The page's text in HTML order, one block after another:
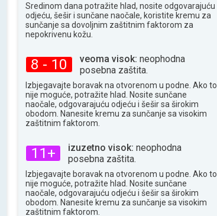
Sredinom dana potražite hlad, nosite odgovarajuću
odjeću, šešir i sunčane naočale, koristite kremu za
sunčanje sa dovoljnim zaštitnim faktorom za
nepokrivenu kožu.
8 - 10 veoma visok: neophodna
posebna zaštita.
Izbjegavajte boravak na otvorenom u podne. Ako to
nije moguće, potražite hlad. Nosite sunčane
naočale, odgovarajuću odjeću i šešir sa širokim
obodom. Nanesite kremu za sunčanje sa visokim
zaštitnim faktorom.
11+ izuzetno visok: neophodna
posebna zaštita.
Izbjegavajte boravak na otvorenom u podne. Ako to
nije moguće, potražite hlad. Nosite sunčane
naočale, odgovarajuću odjeću i šešir sa širokim
obodom. Nanesite kremu za sunčanje sa visokim
zaštitnim faktorom.